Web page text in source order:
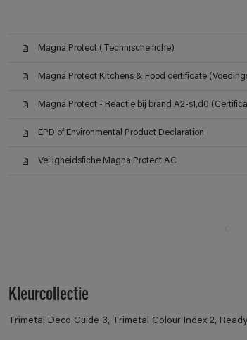
Magna Protect (Technische fiche)
Magna Protect Kitchens & Food certificate
Magna Protect - Reactie bij brand A2-s1,d0
EPD of Environmental Product Declaration
Veiligheidsfiche Magna Protect AC
Kleurcollectie
Trimetal Deco Guide 3, Trimetal Colour Index 2,